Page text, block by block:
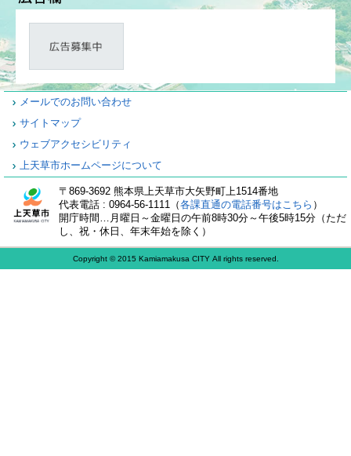
メールでのお問い合わせ
サイトマップ
ウェブアクセシビリティ
上天草市ホームページについて
〒869-3692 熊本県上天草市大矢野町上1514番地
代表電話 : 0964-56-1111（各課直通の電話番号はこちら ）
開庁時間…月曜日～金曜日の午前8時30分～午後5時15分（ただ
し、祝・休日、年末年始を除く）
Copyright © 2015 Kamiamakusa CITY All rights reserved.